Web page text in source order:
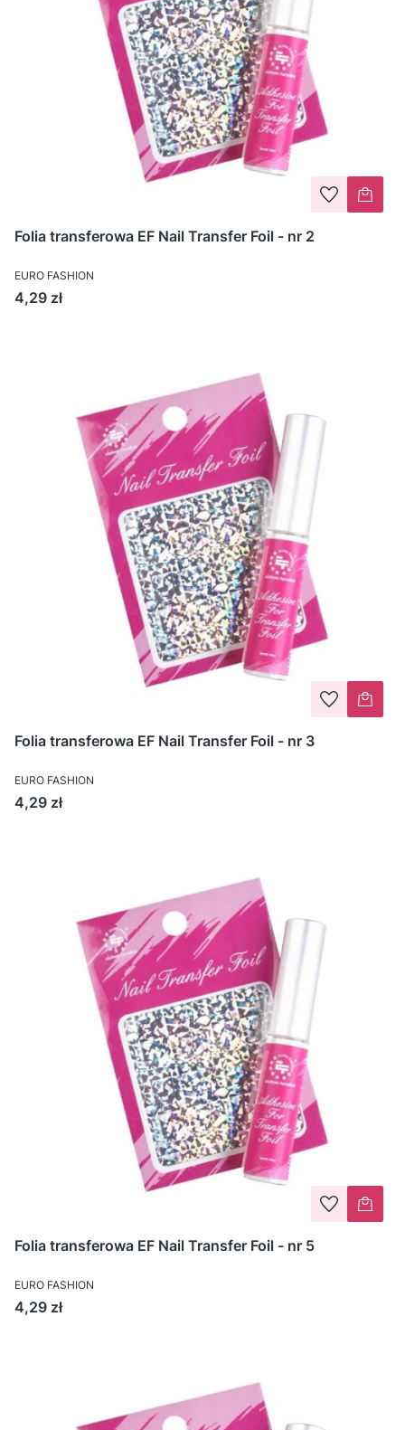
Folia transferowa EF Nail Transfer Foil - nr 2
EURO FASHION
Cena
4,29 zł
Folia transferowa EF Nail Transfer Foil - nr 3
EURO FASHION
Cena
4,29 zł
Folia transferowa EF Nail Transfer Foil - nr 5
EURO FASHION
Cena
4,29 zł